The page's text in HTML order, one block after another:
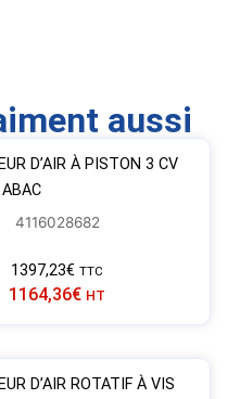
aussi
D’AIR À PISTON 3 CV
4116028682
1397,23€ TTC
1164,36€ HT
D’AIR ROTATIF À VIS